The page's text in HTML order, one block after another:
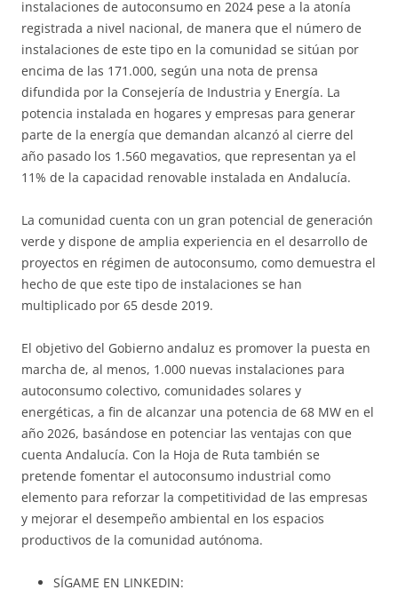
instalaciones de autoconsumo en 2024 pese a la atonía
registrada a nivel nacional, de manera que el número de
instalaciones de este tipo en la comunidad se sitúan por
encima de las 171.000, según una nota de prensa
difundida por la Consejería de Industria y Energía. La
potencia instalada en hogares y empresas para generar
parte de la energía que demandan alcanzó al cierre del
año pasado los 1.560 megavatios, que representan ya el
11% de la capacidad renovable instalada en Andalucía.
La comunidad cuenta con un gran potencial de generación
verde y dispone de amplia experiencia en el desarrollo de
proyectos en régimen de autoconsumo, como demuestra el
hecho de que este tipo de instalaciones se han
multiplicado por 65 desde 2019.
El objetivo del Gobierno andaluz es promover la puesta en
marcha de, al menos, 1.000 nuevas instalaciones para
autoconsumo colectivo, comunidades solares y
energéticas, a fin de alcanzar una potencia de 68 MW en el
año 2026, basándose en potenciar las ventajas con que
cuenta Andalucía. Con la Hoja de Ruta también se
pretende fomentar el autoconsumo industrial como
elemento para reforzar la competitividad de las empresas
y mejorar el desempeño ambiental en los espacios
productivos de la comunidad autónoma.
SÍGAME EN LINKEDIN: